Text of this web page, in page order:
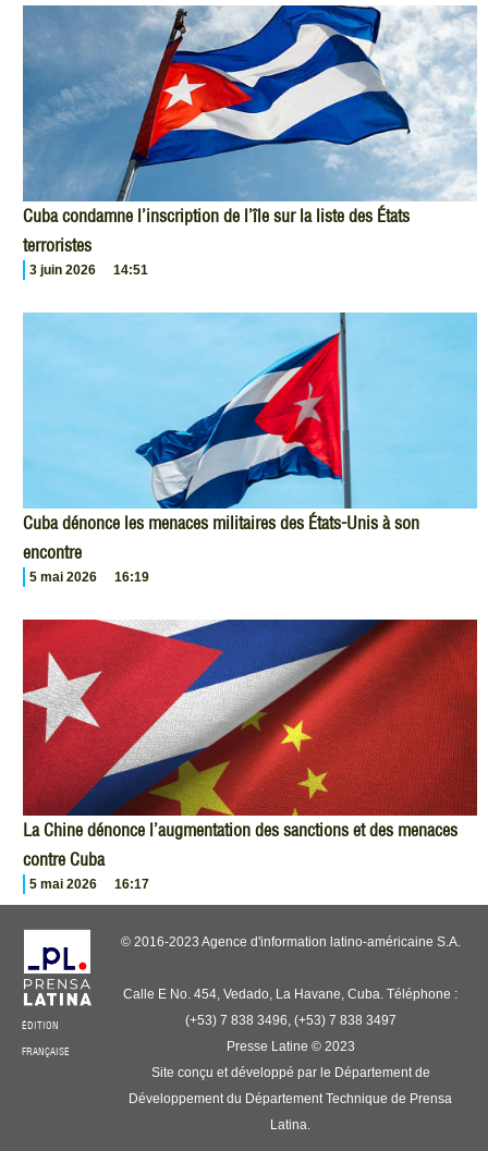
Cuba condamne l’inscription de l’île sur la liste des États
terroristes
3 juin 2026 14:51
Cuba dénonce les menaces militaires des États-Unis à son
encontre
5 mai 2026 16:19
La Chine dénonce l’augmentation des sanctions et des menaces
contre Cuba
5 mai 2026 16:17
ÉDITION
FRANÇAISE
© 2016-2023 Agence d'information latino-américaine S.A.
Calle E No. 454, Vedado, La Havane, Cuba. Téléphone :
(+53) 7 838 3496, (+53) 7 838 3497
Presse Latine © 2023
Site conçu et développé par le Département de
Développement du Département Technique de Prensa
Latina.